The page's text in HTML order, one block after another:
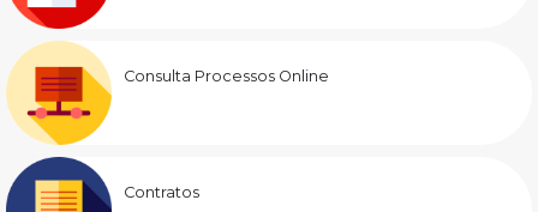
Consulta Processos Online
Contratos